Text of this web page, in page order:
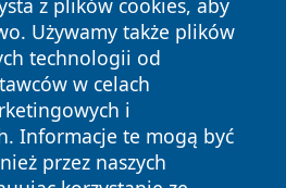
z plików cookies, aby
Używamy także plików
technologii od
w celach
i
Informacje te mogą być
przez naszych
Wszystkie prawa